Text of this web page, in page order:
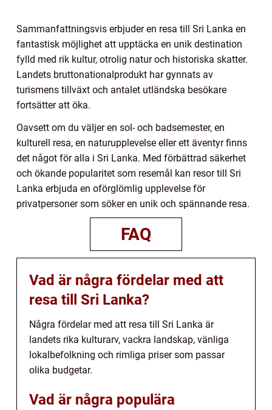
Sammanfattningsvis erbjuder en resa till Sri Lanka en
fantastisk möjlighet att upptäcka en unik destination
fylld med rik kultur, otrolig natur och historiska skatter.
Landets bruttonationalprodukt har gynnats av
turismens tillväxt och antalet utländska besökare
fortsätter att öka.
Oavsett om du väljer en sol- och badsemester, en
kulturell resa, en naturupplevelse eller ett äventyr finns
det något för alla i Sri Lanka. Med förbättrad säkerhet
och ökande popularitet som resemål kan resor till Sri
Lanka erbjuda en oförglömlig upplevelse för
privatpersoner som söker en unik och spännande resa.
FAQ
Vad är några fördelar med att
resa till Sri Lanka?
Några fördelar med att resa till Sri Lanka är
landets rika kulturarv, vackra landskap, vänliga
lokalbefolkning och rimliga priser som passar
olika budgetar.
Vad är några populära